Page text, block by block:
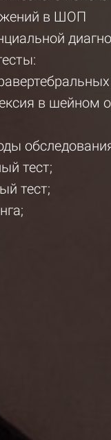
в ШОП
в шейном
тест;
тест;